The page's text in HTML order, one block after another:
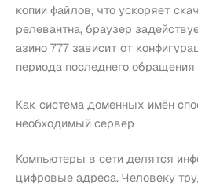
копии файлов, что ускоряет
релевантна, браузер
азино 777 зависит от
периода последнего обращения
Как система доменных имён
необходимый сервер
Компьютеры в сети делятся
цифровые адреса. Человеку